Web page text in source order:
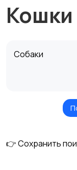
Кошки
Собаки
👉 Сохранить